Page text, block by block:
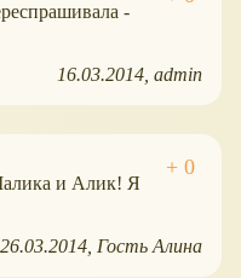
-
16.03.2014 admin
и Алик! Я
26.03.2014 Гость Алина